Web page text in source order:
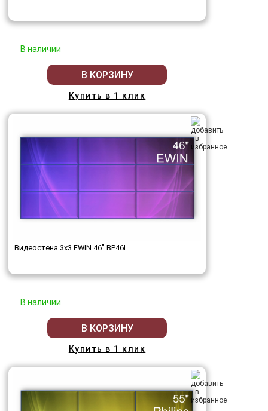
В наличии
В КОРЗИНУ
Купить в 1 клик
Видеостена 3x3 EWIN 46" BP46L
В наличии
В КОРЗИНУ
Купить в 1 клик